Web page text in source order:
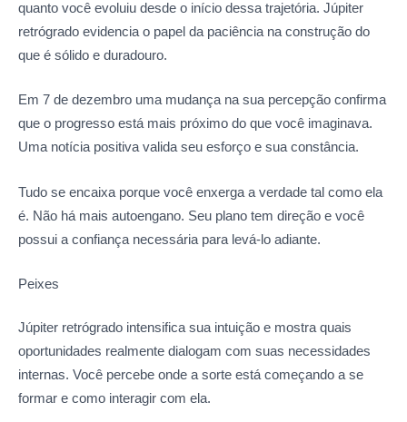
quanto você evoluiu desde o início dessa trajetória. Júpiter
retrógrado evidencia o papel da paciência na construção do
que é sólido e duradouro.
Em 7 de dezembro uma mudança na sua percepção confirma
que o progresso está mais próximo do que você imaginava.
Uma notícia positiva valida seu esforço e sua constância.
Tudo se encaixa porque você enxerga a verdade tal como ela
é. Não há mais autoengano. Seu plano tem direção e você
possui a confiança necessária para levá-lo adiante.
Peixes
Júpiter retrógrado intensifica sua intuição e mostra quais
oportunidades realmente dialogam com suas necessidades
internas. Você percebe onde a sorte está começando a se
formar e como interagir com ela.